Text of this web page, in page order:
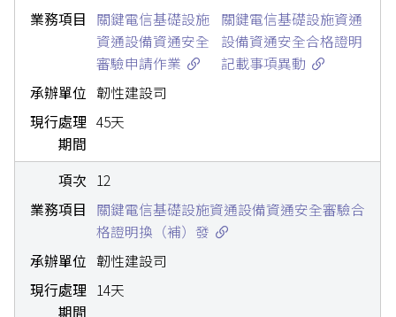
關鍵電信基礎設施
資通設備資通安全
審驗申請作業
關鍵電信基礎設施資通
設備資通安全合格證明
記載事項異動
韌性建設司
45天
12
關鍵電信基礎設施資通設備資通安全審驗合
格證明換（補）發
韌性建設司
14天